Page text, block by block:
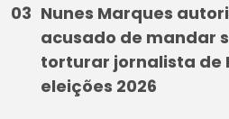
Nunes Marques
acusado de mandar
torturar jornalista de
eleições 2026